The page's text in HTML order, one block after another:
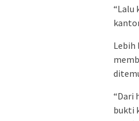
“Lalu
Lebih
“Dari
bukti